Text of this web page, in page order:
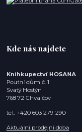
Kde nás najdete
Knihkupectví HOSANA
Poutní dům č. 1
Svatý Hostýn
768 72 Chvalčov
tel.: +420 603 279 290
Aktuální prodejní doba